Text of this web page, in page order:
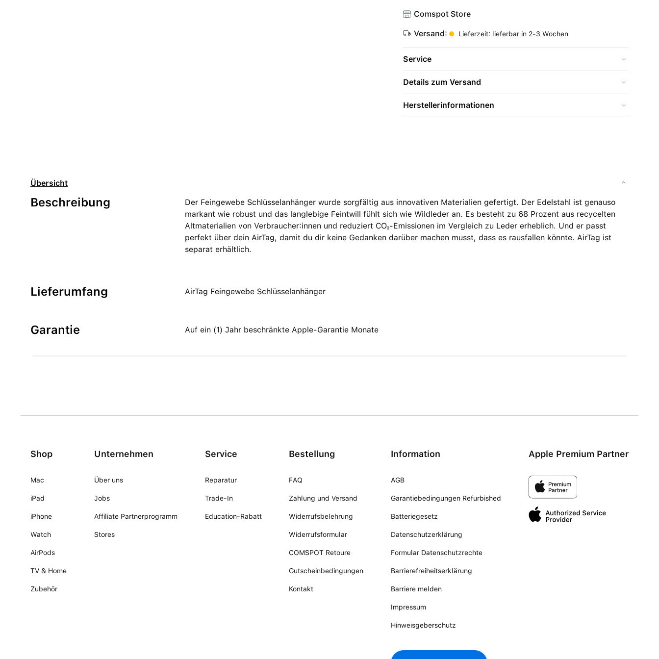
Comspot Store
Versand: Lieferzeit: lieferbar in 2-3 Wochen
Service
Details zum Versand
Herstellerinformationen
Übersicht
Beschreibung
Der Feingewebe Schlüsselanhänger wurde sorgfältig aus innovativen Materialien gefertigt. Der Edelstahl ist genauso
markant wie robust und das langlebige Feintwill fühlt sich wie Wildleder an. Es besteht zu 68 Prozent aus recycelten
Altmaterialien von Verbraucher:innen und reduziert CO₂-Emissionen im Vergleich zu Leder erheblich. Und er passt
perfekt über dein AirTag, damit du dir keine Gedanken darüber machen musst, dass es rausfallen könnte. AirTag ist
separat erhältlich.
Lieferumfang AirTag Feingewebe Schlüsselanhänger
Garantie Auf ein (1) Jahr beschränkte Apple-Garantie Monate
Shop
Mac
iPad
iPhone
Watch
AirPods
TV & Home
Zubehör
Unternehmen
Über uns
Jobs
Affiliate Partnerprogramm
Stores
Service
Reparatur
Trade-In
Education-Rabatt
Bestellung
FAQ
Zahlung und Versand
Widerrufsbelehrung
Widerrufsformular
COMSPOT Retoure
Gutscheinbedingungen
Kontakt
Information
AGB
Garantiebedingungen Refurbished
Batteriegesetz
Datenschutzerklärung
Formular Datenschutzrechte
Barrierefreiheitserklärung
Barriere melden
Impressum
Hinweisgeberschutz
Apple Premium Partner